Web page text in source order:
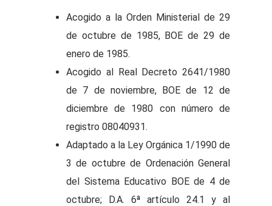
Acogido a la Orden Ministerial de 29
de octubre de 1985, BOE de 29 de
enero de 1985.
Acogido al Real Decreto 2641/1980
de 7 de noviembre, BOE de 12 de
diciembre de 1980 con número de
registro 08040931.
Adaptado a la Ley Orgánica 1/1990 de
3 de octubre de Ordenación General
del Sistema Educativo BOE de 4 de
octubre; D.A. 6ª artículo 24.1 y al